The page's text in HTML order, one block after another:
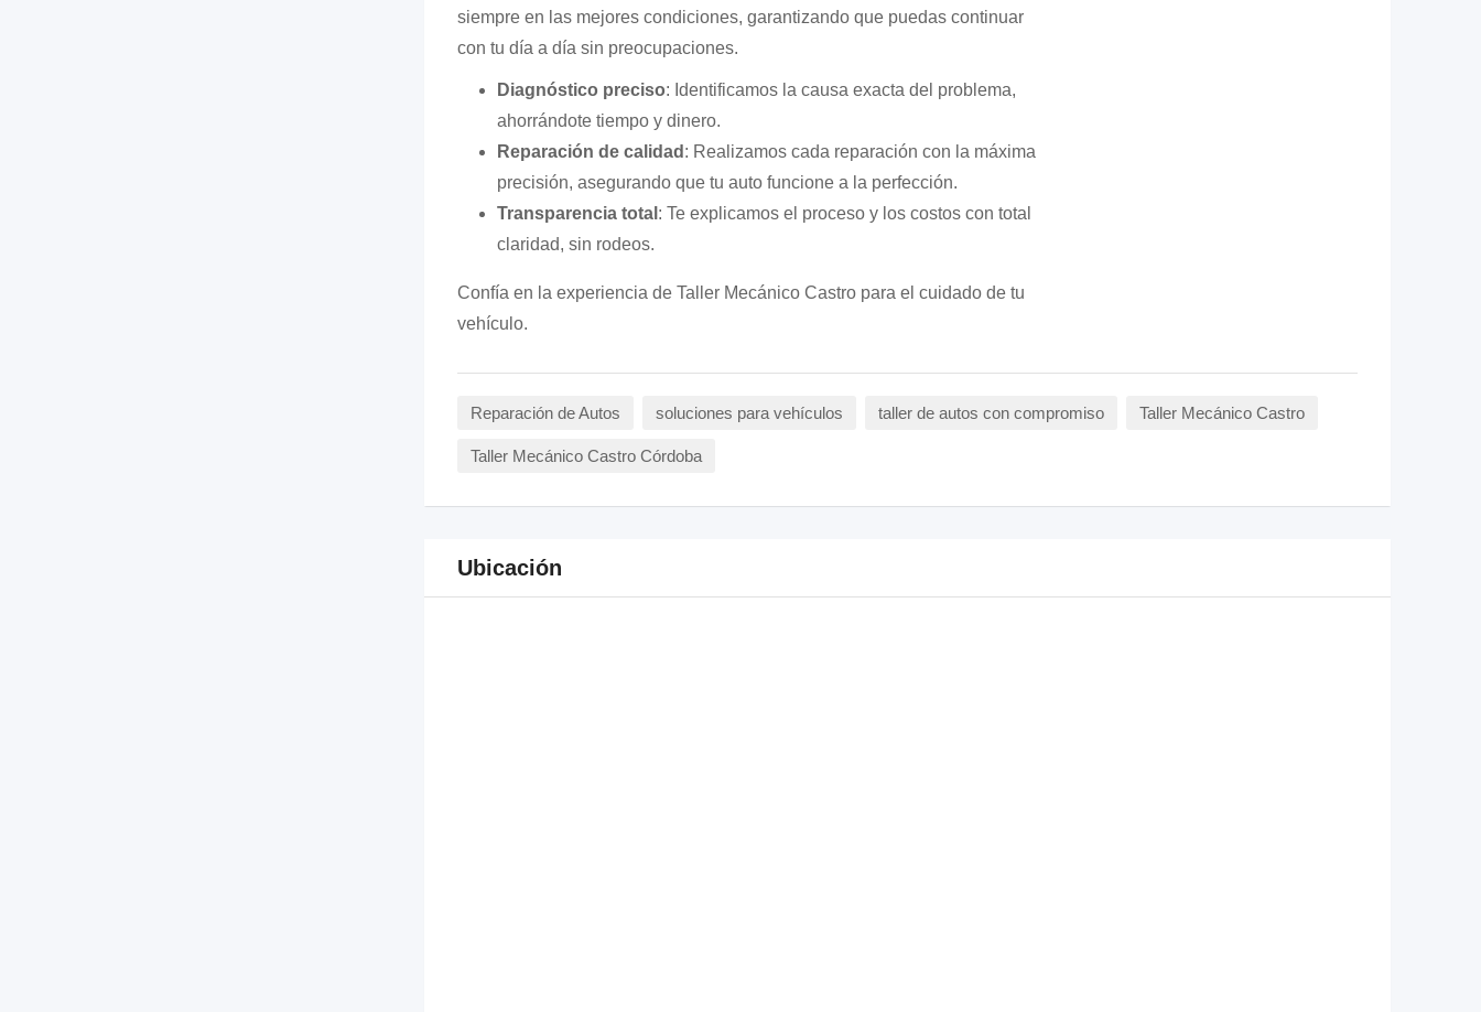
siempre en las mejores condiciones, garantizando que puedas continuar
con tu día a día sin preocupaciones.
Diagnóstico preciso: Identificamos la causa exacta del problema,
ahorrándote tiempo y dinero.
Reparación de calidad : Realizamos cada reparación con la máxima
precisión, asegurando que tu auto funcione a la perfección.
Transparencia total : Te explicamos el proceso y los costos con total
claridad, sin rodeos.
Confía en la experiencia de Taller Mecánico Castro para el cuidado de tu
vehículo.
Reparación de Autos soluciones para vehículos taller de autos con compromiso Taller Mecánico Castro
Taller Mecánico Castro Córdoba
Ubicación